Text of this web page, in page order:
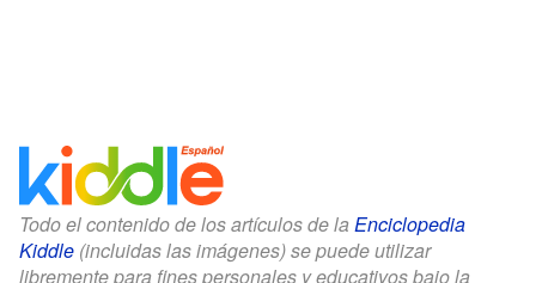
Todo el contenido de los artículos de la Enciclopedia
Kiddle (incluidas las imágenes) se puede utilizar
libremente para fines personales y educativos bajo la